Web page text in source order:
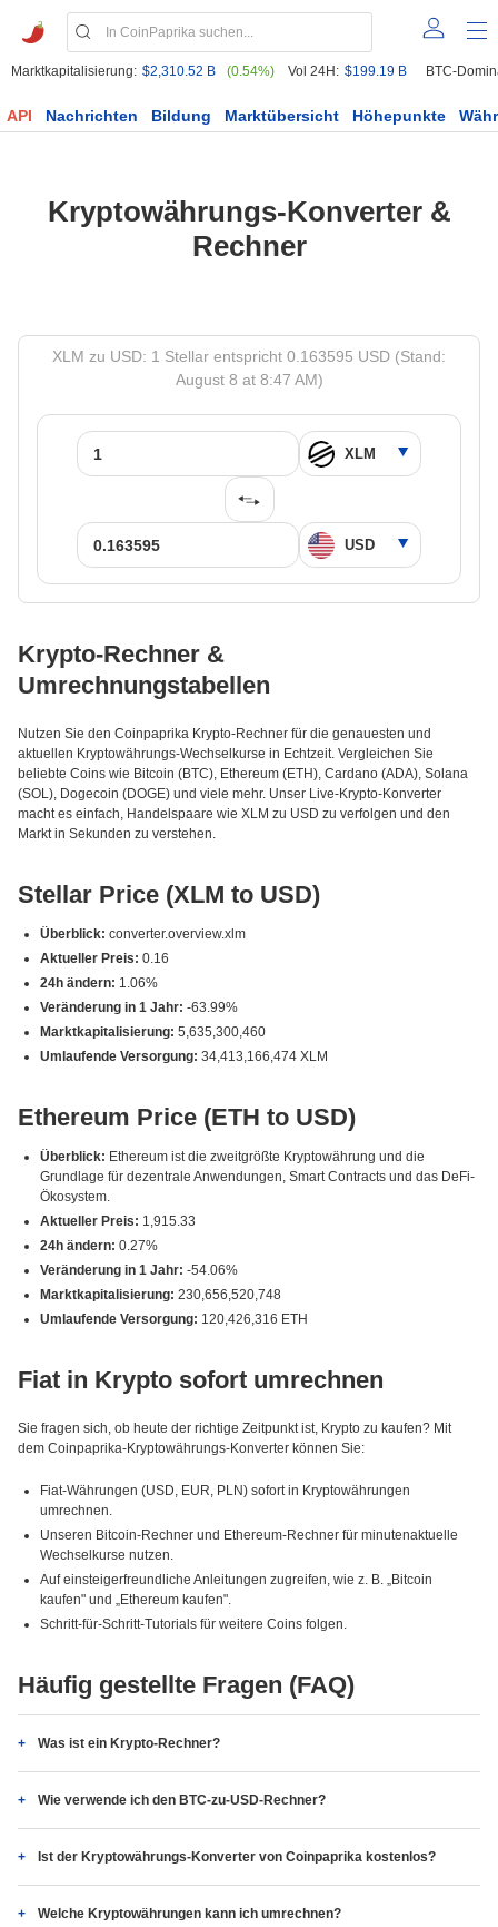
Marktkapitalisierung: $2,310.52 B (0.54%) Vol 24H: $199.19 B BTC-
API Nachrichten Bildung Marktübersicht Höhepunkte
Kryptowährungs-Konverter &
Rechner
XLM zu USD: 1 Stellar entspricht 0.163595 USD (Stand:
August 8 at 8:47 AM)
Krypto-Rechner &
Umrechnungstabellen
Nutzen Sie den Coinpaprika Krypto-Rechner für die genauesten und
aktuellen Kryptowährungs-Wechselkurse in Echtzeit. Vergleichen Sie
beliebte Coins wie Bitcoin (BTC), Ethereum (ETH), Cardano (ADA), Solana
(SOL), Dogecoin (DOGE) und viele mehr. Unser Live-Krypto-Konverter
macht es einfach, Handelspaare wie XLM zu USD zu verfolgen und den
Markt in Sekunden zu verstehen.
Stellar Price (XLM to USD)
Überblick: converter.overview.xlm
Aktueller Preis: 0.16
24h ändern: 1.06%
Veränderung in 1 Jahr: -63.99%
Marktkapitalisierung: 5,635,300,460
Umlaufende Versorgung: 34,413,166,474 XLM
Ethereum Price (ETH to USD)
Überblick: Ethereum ist die zweitgrößte Kryptowährung und die
Grundlage für dezentrale Anwendungen, Smart Contracts und das DeFi-
Ökosystem.
Aktueller Preis: 1,915.33
24h ändern: 0.27%
Veränderung in 1 Jahr: -54.06%
Marktkapitalisierung: 230,656,520,748
Umlaufende Versorgung: 120,426,316 ETH
Fiat in Krypto sofort umrechnen
Sie fragen sich, ob heute der richtige Zeitpunkt ist, Krypto zu kaufen? Mit
dem Coinpaprika-Kryptowährungs-Konverter können Sie:
Fiat-Währungen (USD, EUR, PLN) sofort in Kryptowährungen
umrechnen.
Unseren Bitcoin-Rechner und Ethereum-Rechner für minutenaktuelle
Wechselkurse nutzen.
Auf einsteigerfreundliche Anleitungen zugreifen, wie z. B. „Bitcoin
kaufen" und „Ethereum kaufen".
Schritt-für-Schritt-Tutorials für weitere Coins folgen.
Häufig gestellte Fragen (FAQ)
Was ist ein Krypto-Rechner?
Wie verwende ich den BTC-zu-USD-Rechner?
Ist der Kryptowährungs-Konverter von Coinpaprika kostenlos?
Welche Kryptowährungen kann ich umrechnen?